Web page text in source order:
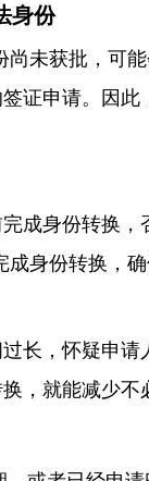
身份
未获批，可
证申请。因
成身份转换
身份转换，
长，怀疑申请
，就能减少不